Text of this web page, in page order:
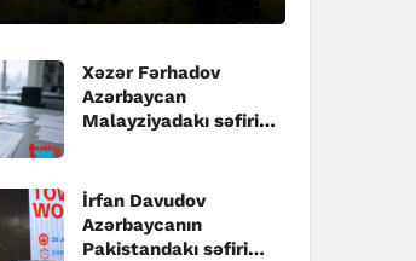
Xəzər Fərhadov
Azərbaycan
Malayziyadakı səfiri
İrfan Davudov
Azərbaycanın
Pakistandakı səfiri